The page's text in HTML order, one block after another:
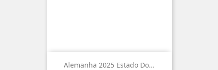
Alemanha 2025 Estado Do...